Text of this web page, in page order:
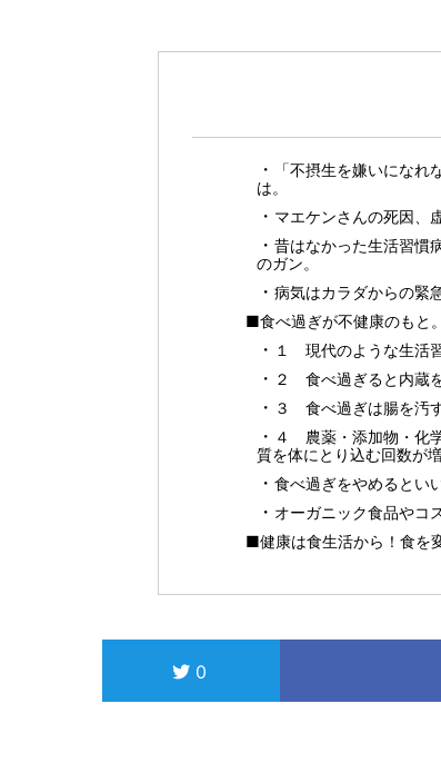
「不摂生を嫌いにな
は。
マエケンさんの死因、
昔はなかった生活習慣
のガン。
病気はカラダからの緊
■食べ過ぎが不健康のもと
１ 現代のような生活
２ 食べ過ぎると内蔵
３ 食べ過ぎは腸を汚
４ 農薬・添加物・化
質を体にとり込む回数が
食べ過ぎをやめるとい
オーガニック食品やコ
■健康は食生活から！食を
0